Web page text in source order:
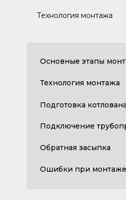
Технология монтажа
Технология монтажа
Основные этапы
Подготовка
Обратная засыпка
Ошибки при монтаже
Подключение